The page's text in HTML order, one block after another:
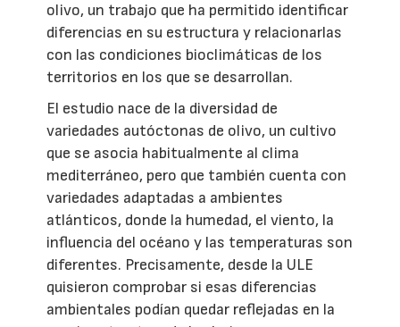
olivo, un trabajo que ha permitido identificar
diferencias en su estructura y relacionarlas
con las condiciones bioclimáticas de los
territorios en los que se desarrollan.
El estudio nace de la diversidad de
variedades autóctonas de olivo, un cultivo
que se asocia habitualmente al clima
mediterráneo, pero que también cuenta con
variedades adaptadas a ambientes
atlánticos, donde la humedad, el viento, la
influencia del océano y las temperaturas son
diferentes. Precisamente, desde la ULE
quisieron comprobar si esas diferencias
ambientales podían quedar reflejadas en la